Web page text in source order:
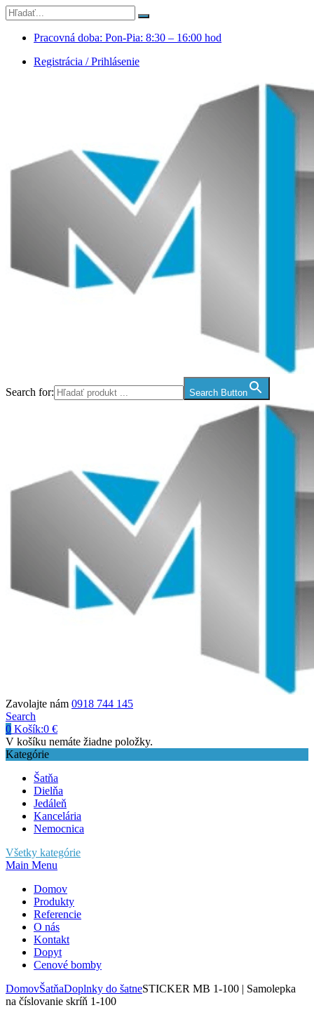
Pracovná doba: Pon-Pia: 8:30 – 16:00 hod
Registrácia / Prihlásenie
Search for: Search Button
Zavolajte nám 0918 744 145
Search
0 Košík:0 €
V košíku nemáte žiadne položky.
Kategórie
Šatňa
Dielňa
Jedáleň
Kancelária
Nemocnica
Všetky kategórie
Main Menu
Domov
Produkty
Referencie
O nás
Kontakt
Dopyt
Cenové bomby
DomovŠatňaDoplnky do šatneSTICKER MB 1-100 | Samolepka
na číslovanie skríň 1-100